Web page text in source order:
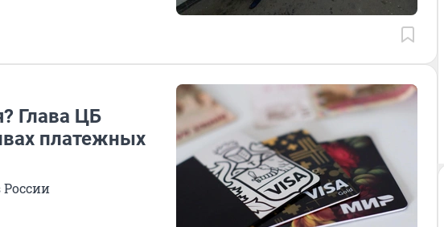
Глава ЦБ
платежных
России